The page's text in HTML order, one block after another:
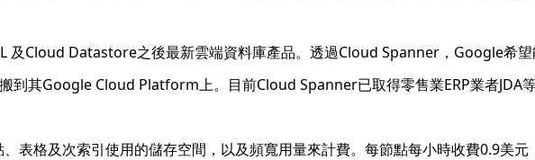
Cloud Datastore之後最新雲端資料庫產品。透過Cloud Spanner，Google希
到其Google Cloud Platform上。目前Cloud Spanner已取得零售業ERP業者JDA等
表格及次索引使用的儲存空間，以及頻寬用量來計費。每節點每小時收費0.9美元